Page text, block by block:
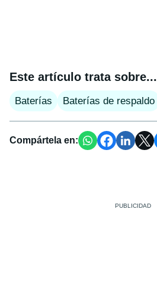
Este artículo trata sobre...
Baterías Baterías de respaldo
Compártela en: